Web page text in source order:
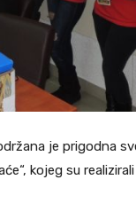
je prigodna
kojeg su